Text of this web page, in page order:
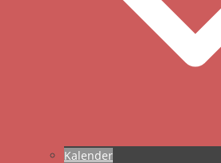
Kalender